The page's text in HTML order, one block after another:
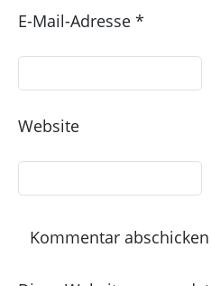
E-Mail-Adresse *
Website